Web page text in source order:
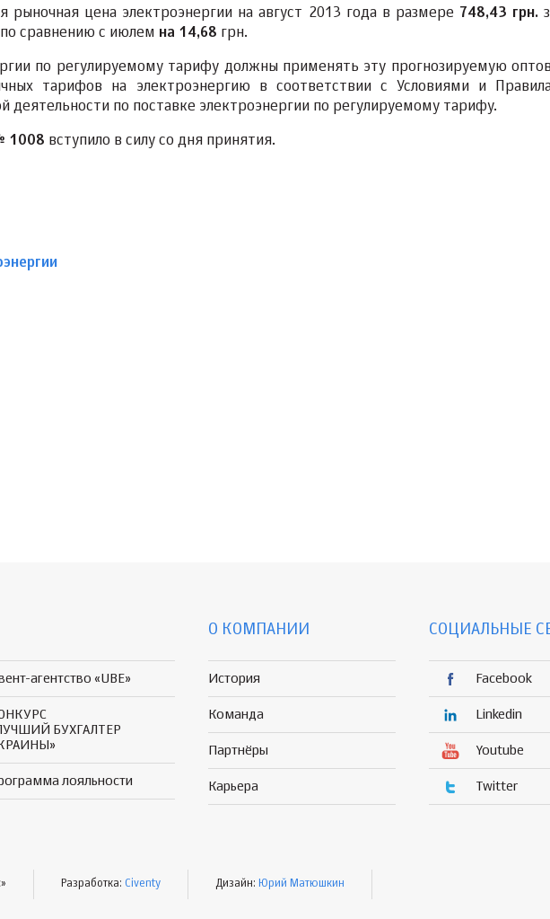
рыночная цена электроэнергии на август 2013 года в размере 748,43 грн.
по сравнению с июлем на 14,68 грн.
по регулируемому тарифу должны применять эту прогнозируемую
тарифов на электроэнергию в соответствии с Условиями и
деятельности по поставке электроэнергии по регулируемому тарифу.
1008 вступило в силу со дня принятия.
агентство «UBE»
БУХГАЛТЕР
лояльности
О КОМПАНИИ
История
Команда
Партнёры
Карьера
СОЦИАЛЬНЫЕ
Facebook
Linkedin
Youtube
Twitter
Разработка: Civenty Дизайн: Юрий Матюшкин